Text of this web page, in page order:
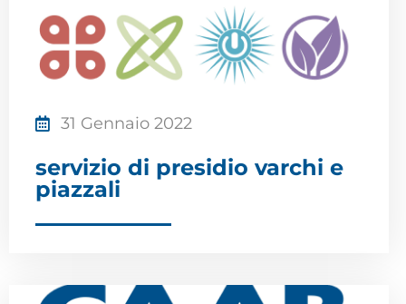
31 Gennaio 2022
servizio di presidio varchi e
piazzali